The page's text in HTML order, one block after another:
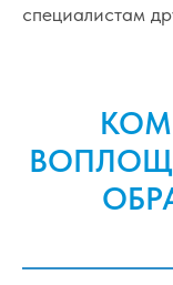
специалистам